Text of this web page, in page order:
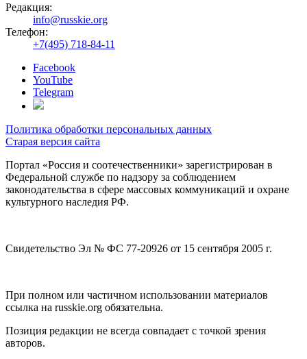
Редакция:
info@russkie.org
Телефон:
+7(495) 718-84-11
Facebook
YouTube
Telegram
Политика обработки персональных данных
Старая версия сайта
Портал «Россия и соотечественники» зарегистрирован в
Федеральной службе по надзору за соблюдением
законодательства в сфере массовых коммуникаций и охране
культурного наследия РФ.
Свидетельство Эл № ФС 77-20926 от 15 сентября 2005 г.
При полном или частичном использовании материалов
ссылка на russkie.org обязательна.
Позиция редакции не всегда совпадает с точкой зрения
авторов.